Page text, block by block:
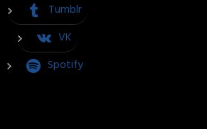
Tumblr
VK
Spotify